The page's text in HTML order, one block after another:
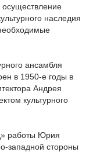
осуществление
наследия
ансамбля
в 1950-е годы в
Андрея
культурного
работы Юрия
западной стороны